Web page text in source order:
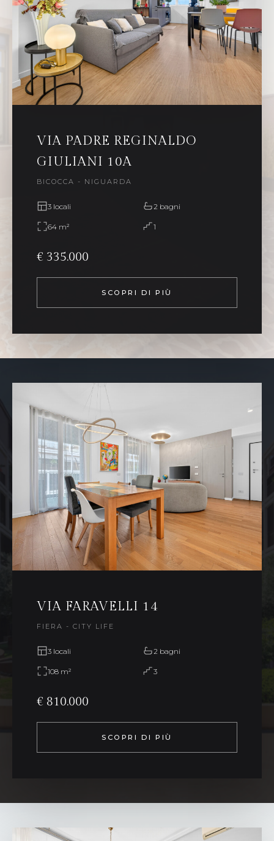
VIA PADRE REGINALDO
GIULIANI 10A
BICOCCA - NIGUARDA
3 locali 2 bagni
64 m² 1
€ 335.000
SCOPRI DI PIÙ
VIA FARAVELLI 14
FIERA - CITY LIFE
3 locali 2 bagni
108 m² 3
€ 810.000
SCOPRI DI PIÙ